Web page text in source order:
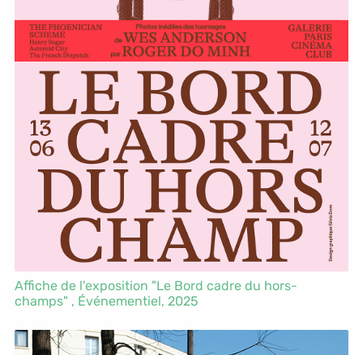
Affiche de l'exposition "Le Bord cadre du hors-
champs" , Événementiel, 2025